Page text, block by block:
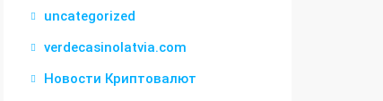
uncategorized
verdecasinolatvia.com
Новости Криптовалют